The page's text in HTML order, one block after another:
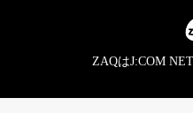
ZAQはJ:COM